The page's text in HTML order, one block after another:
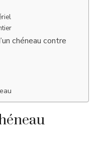
chéneau contre